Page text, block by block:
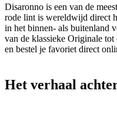
Disaronno is een van de
rode lint is wereldwijd direct
in het binnen- als buitenland
van de klassieke Originale
en bestel je favoriet direct
Het verhaal